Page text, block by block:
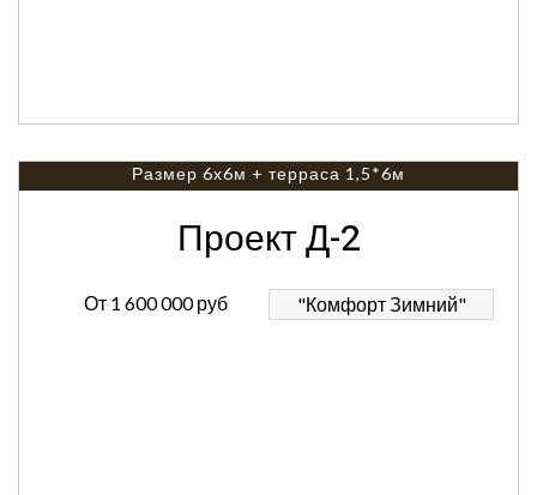
Размер 6х6м + терраса 1,5*6м
Проект Д-2
От 1 600 000 руб "Комфорт Зимний"